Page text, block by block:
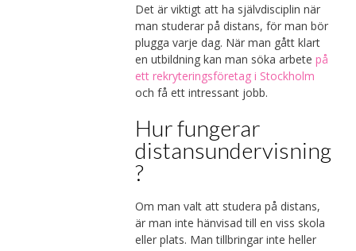
Det är viktigt att ha självdisciplin när
man studerar på distans, för man bör
plugga varje dag. När man gått klart
en utbildning kan man söka arbete på
ett rekryteringsföretag i Stockholm
och få ett intressant jobb.
Hur fungerar
distansundervisning
?
Om man valt att studera på distans,
är man inte hänvisad till en viss skola
eller plats. Man tillbringar inte heller